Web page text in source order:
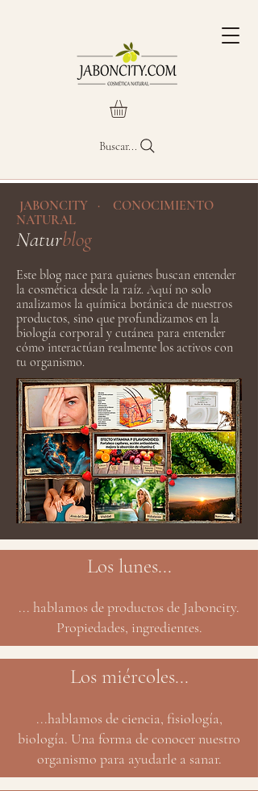
Buscar...
JABONCITY · CONOCIMIENTO
NATURAL
Naturblog
Este blog nace para quienes buscan entender
la cosmética desde la raíz. Aquí no solo
analizamos la química botánica de nuestros
productos, sino que profundizamos en la
biología corporal y cutánea para entender
cómo interactúan realmente los activos con
tu organismo.
Los lunes...
... hablamos de productos de Jaboncity.
Propiedades, ingredientes.
Los miércoles...
...hablamos de ciencia, fisiología,
biología. Una forma de conocer nuestro
organismo para ayudarle a sanar.